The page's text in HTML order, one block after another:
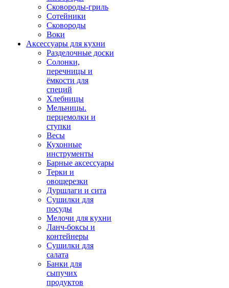
Сковороды-гриль
Сотейники
Сковороды
Воки
Аксессуары для кухни
Разделочные доски
Солонки,
перечницы и
ёмкости для
специй
Хлебницы
Мельницы.
перцемолки и
ступки
Весы
Кухонные
инструменты
Барные аксессуары
Терки и
овощерезки
Дуршлаги и сита
Сушилки для
посуды
Мелочи для кухни
Ланч-боксы и
контейнеры
Сушилки для
салата
Банки для
сыпучих
продуктов